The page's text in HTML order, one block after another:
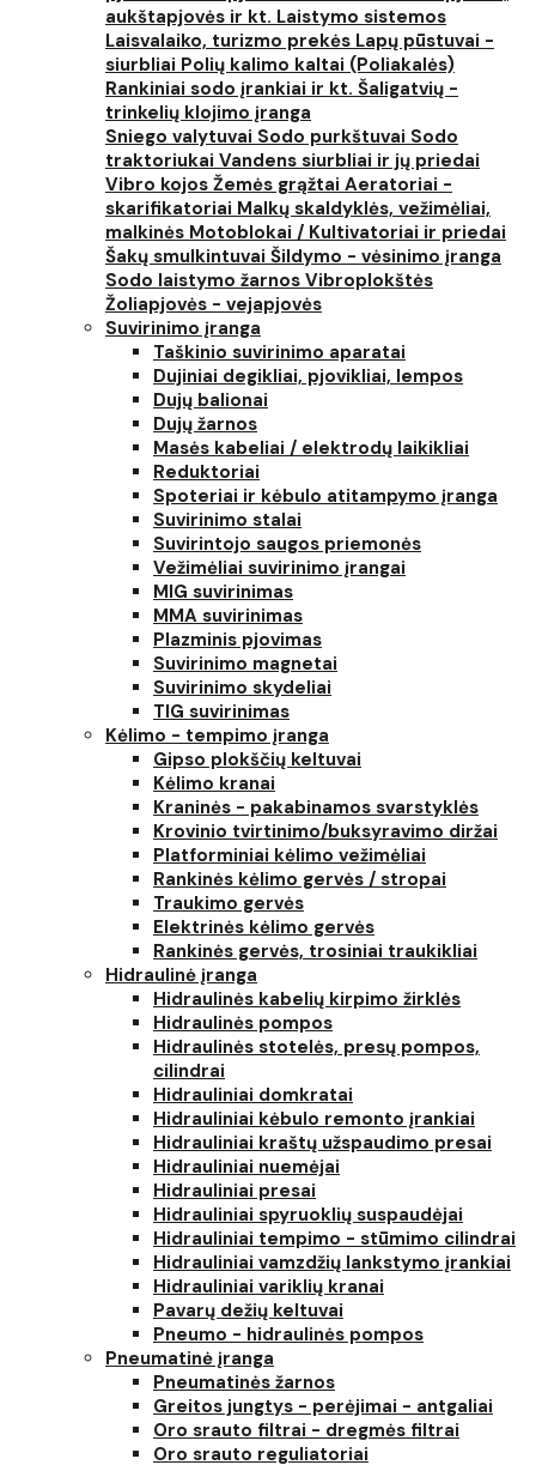
aukštapjovės ir kt. Laistymo sistemos
Laisvalaiko, turizmo prekės Lapų pūstuvai -
siurbliai Polių kalimo kaltai (Poliakalės)
Rankiniai sodo įrankiai ir kt. Šaligatvių -
trinkelių klojimo įranga
Sniego valytuvai Sodo purkštuvai Sodo
traktoriukai Vandens siurbliai ir jų priedai
Vibro kojos Žemės grąžtai Aeratoriai -
skarifikatoriai Malkų skaldyklės, vežimėliai,
malkinės Motoblokai / Kultivatoriai ir priedai
Šakų smulkintuvai Šildymo - vėsinimo įranga
Sodo laistymo žarnos Vibroplokštės
Žoliapjovės - vejapjovės
Suvirinimo įranga
Taškinio suvirinimo aparatai
Dujiniai degikliai, pjovikliai, lempos
Dujų balionai
Dujų žarnos
Masės kabeliai / elektrodų laikikliai
Reduktoriai
Spoteriai ir kėbulo atitampymo įranga
Suvirinimo stalai
Suvirintojo saugos priemonės
Vežimėliai suvirinimo įrangai
MIG suvirinimas
MMA suvirinimas
Plazminis pjovimas
Suvirinimo magnetai
Suvirinimo skydeliai
TIG suvirinimas
Kėlimo - tempimo įranga
Gipso plokščių keltuvai
Kėlimo kranai
Kraninės - pakabinamos svarstyklės
Krovinio tvirtinimo/buksyravimo diržai
Platforminiai kėlimo vežimėliai
Rankinės kėlimo gervės / stropai
Traukimo gervės
Elektrinės kėlimo gervės
Rankinės gervės, trosiniai traukikliai
Hidraulinė įranga
Hidraulinės kabelių kirpimo žirklės
Hidraulinės pompos
Hidraulinės stotelės, presų pompos,
cilindrai
Hidrauliniai domkratai
Hidrauliniai kėbulo remonto įrankiai
Hidrauliniai kraštų užspaudimo presai
Hidrauliniai nuemėjai
Hidrauliniai presai
Hidrauliniai spyruoklių suspaudėjai
Hidrauliniai tempimo - stūmimo cilindrai
Hidrauliniai vamzdžių lankstymo įrankiai
Hidrauliniai variklių kranai
Pavarų dežių keltuvai
Pneumo - hidraulinės pompos
Pneumatinė įranga
Pneumatinės žarnos
Greitos jungtys - perėjimai - antgaliai
Oro srauto filtrai - dregmės filtrai
Oro srauto reguliatoriai